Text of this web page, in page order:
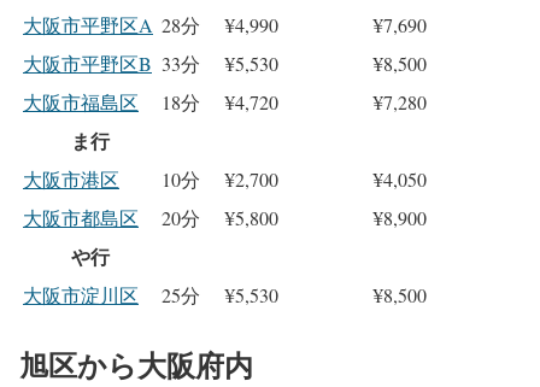
大阪市平野区A 28分 ¥4,990
¥7,690
大阪市平野区B 33分 ¥5,530
¥8,500
大阪市福島区
18分 ¥4,720 ¥7,280
ま行
大阪市港区 10分 ¥2,700
¥4,050
大阪市都島区
20分 ¥5,800 ¥8,900
や行
大阪市淀川区 25分 ¥5,530 ¥8,500
旭区から大阪府内